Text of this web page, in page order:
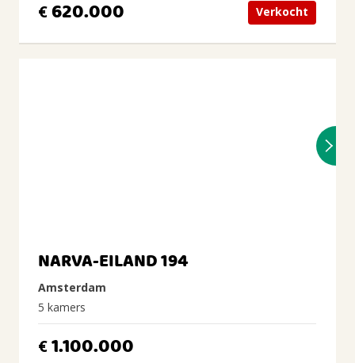
€620.000 Verkocht
NARVA-EILAND 194
Amsterdam
5 kamers
€1.100.000